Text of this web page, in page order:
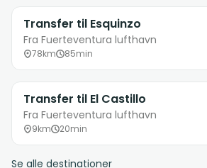
Transfer til Esquinzo
Fra Fuerteventura lufthavn
78km 85min
Transfer til El Castillo
Fra Fuerteventura lufthavn
9km 20min
Se alle destinationer